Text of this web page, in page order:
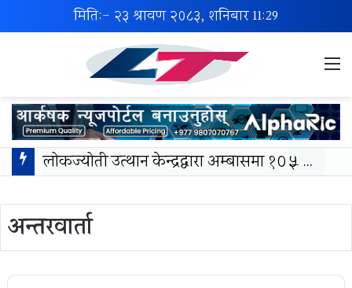
मिति:- २३ श्रावण २०८३, शनिबार11:29
लोकज्योती उत्थान केन्द्रद्वारा अम्बासमा १०५ विपन्न विद्यार्थीलाई शैक्षिक तथा खेलकुद सामग्री वितरण
अन्तरवार्ता